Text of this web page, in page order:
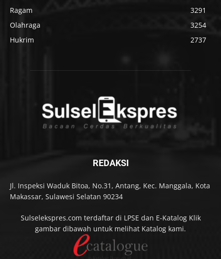
Ragam
3291
Olahraga
3254
Hukrim
2737
REDAKSI
Jl. Inspeksi Waduk Bitoa, No.31, Antang, Kec. Manggala, Kota
Makassar, Sulawesi Selatan 90234
Sulselekspres.com terdaftar di LPSE dan E-Katalog Klik
gambar dibawah untuk melihat Katalog kami.